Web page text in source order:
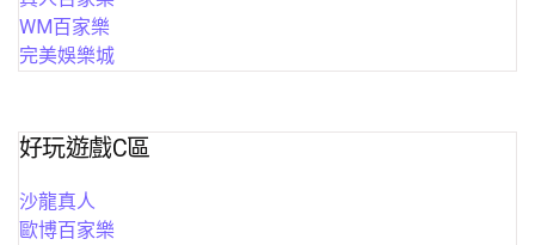
WM百家樂
完美娛樂城
好玩遊戲C區
沙龍真人
歐博百家樂